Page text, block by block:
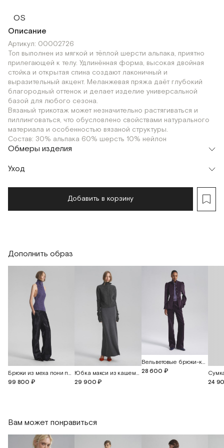
OS
Описание
Артикул: 00002726
Топ выполнен из мягкой и тёплой шерсти альпака, приятно
прилегающей к телу. Удлинённая форма, высокая двойная
стойка и открытая спина создают лаконичный и
выразительный акцент. Меланжевая пряжа даёт глубокий
благородный оттенок и делает изделие универсальной
базой для любого сезона.
Вязаный трикотаж может незначительно растягиваться и
пиллинговаться, что обусловлено свойствами натурального
материала и особенностью вязаной структуры.
Состав: 30% альпака 60% шерсть 10% нейлон
Обмеры изделия
Уход
Добавить в корзину
Дополнить образ
Брюки из меха пони прямого кроя
99 800 ₽
Юбка макси из кашемира
29 900 ₽
Вельветовые брюки-клеш свободного кроя
28 600 ₽
24
Вам может понравиться